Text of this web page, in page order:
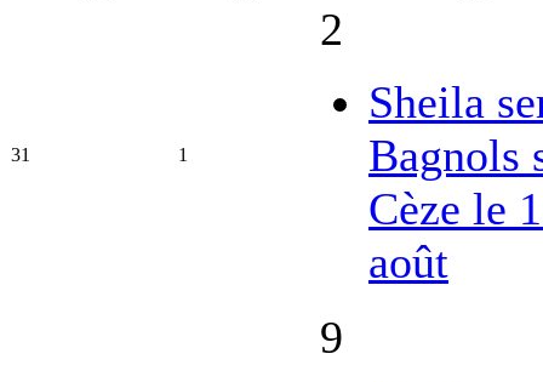
31 1
2
Sheila
Bagnols
Cèze le
août
9